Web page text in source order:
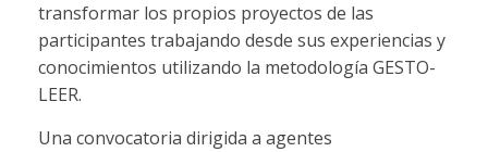
transformar los propios proyectos de las
participantes trabajando desde sus experiencias y
conocimientos utilizando la metodología GESTO-
LEER.
Una convocatoria dirigida a agentes